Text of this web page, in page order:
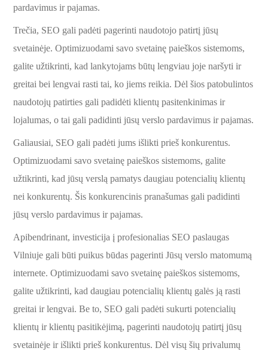
pardavimus ir pajamas.
Trečia, SEO gali padėti pagerinti naudotojo patirtį jūsų
svetainėje. Optimizuodami savo svetainę paieškos sistemoms,
galite užtikrinti, kad lankytojams būtų lengviau joje naršyti ir
greitai bei lengvai rasti tai, ko jiems reikia. Dėl šios patobulintos
naudotojų patirties gali padidėti klientų pasitenkinimas ir
lojalumas, o tai gali padidinti jūsų verslo pardavimus ir pajamas.
Galiausiai, SEO gali padėti jums išlikti prieš konkurentus.
Optimizuodami savo svetainę paieškos sistemoms, galite
užtikrinti, kad jūsų verslą pamatys daugiau potencialių klientų
nei konkurentų. Šis konkurencinis pranašumas gali padidinti
jūsų verslo pardavimus ir pajamas.
Apibendrinant, investicija į profesionalias SEO paslaugas
Vilniuje gali būti puikus būdas pagerinti Jūsų verslo matomumą
internete. Optimizuodami savo svetainę paieškos sistemoms,
galite užtikrinti, kad daugiau potencialių klientų galės ją rasti
greitai ir lengvai. Be to, SEO gali padėti sukurti potencialių
klientų ir klientų pasitikėjimą, pagerinti naudotojų patirtį jūsų
svetainėje ir išlikti prieš konkurentus. Dėl visų šių privalumų